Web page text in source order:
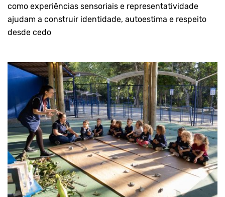
como experiências sensoriais e representatividade
ajudam a construir identidade, autoestima e respeito
desde cedo